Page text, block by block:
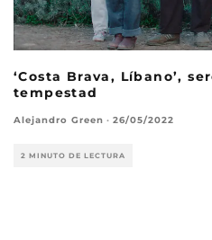
‘Costa Brava, Líbano’,
tempestad
Alejandro Green · 26/05/2022
2 MINUTO DE LECTURA